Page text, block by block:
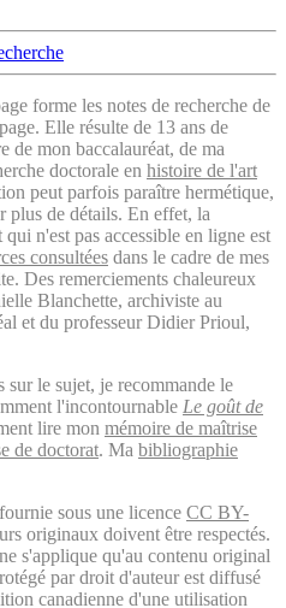
forme les notes de recherche de
Elle résulte de 13 ans de
de mon baccalauréat, de ma
doctorale en histoire de l'art
peut parfois paraître hermétique,
plus de détails. En effet, la
n'est pas accessible en ligne est
consultées dans le cadre de mes
Des remerciements chaleureux
Blanchette, archiviste au
et du professeur Didier Prioul,
sur le sujet, je recommande le
l'incontournable Le goût de
lire mon mémoire de maîtrise
de doctorat. Ma bibliographie
sous une licence CC BY-
originaux doivent être respectés.
s'applique qu'au contenu original
par droit d'auteur est diffusé
canadienne d'une utilisation